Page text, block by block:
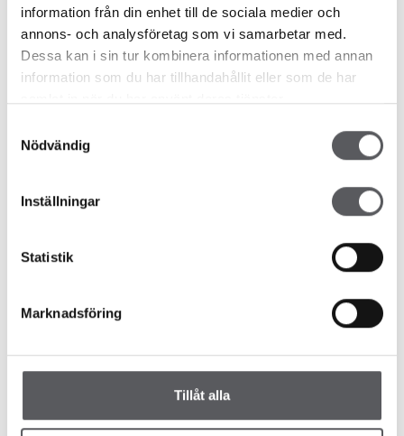
information från din enhet till de sociala medier och
annons- och analysföretag som vi samarbetar med.
Dessa kan i sin tur kombinera informationen med annan
information som du har tillhandahållit eller som de har
Nödvändig
Inställningar
Statistik
Marknadsföring
Tillåt alla
HUS 994
156.2 m²